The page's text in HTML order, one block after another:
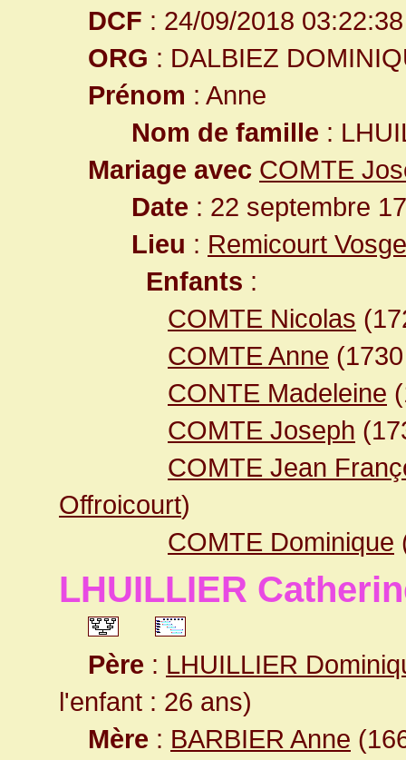
DCF : 24/09/2018 03:22:38
ORG : DALBIEZ
Prénom : Anne
Nom de famille :
Mariage avec COMTE
Date : 22 septembre
Lieu : Remicourt
Enfants :
COMTE Nicolas
COMTE Anne
CONTE Madeleine
COMTE Joseph
COMTE Jean
Offroicourt)
COMTE Dominique
LHUILLIER
Père : LHUILLIER
l'enfant : 26 ans)
Mère : BARBIER Anne